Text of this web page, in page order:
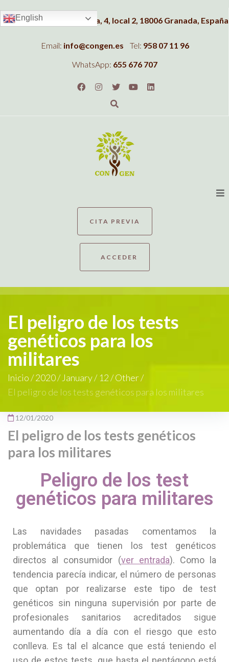
Dirección: C/Albahaca, 4, local 2, 18006 Granada, España
Email: info@congen.es Tel: 958 07 11 96
WhatsApp: 655 676 707
CITA PREVIA
ACCEDER
El peligro de los tests
genéticos para los
militares
Inicio/2020/ January/ 12/Other/
El peligro de los tests genéticos para los militares
12/01/2020
El peligro de los tests genéticos
para los militares
Peligro de los test
genéticos para militares
Las navidades pasadas comentamos la
problemática que tienen los test genéticos
directos al consumidor (ver entrada). Como la
tendencia parecía indicar, el número de personas
que optan por realizarse este tipo de test
genéticos sin ninguna supervisión por parte de
profesionales sanitarios acreditados sigue
aumentando día a día con el riesgo que esto
conlleva. Es tal el alcance que está teniendo el
English